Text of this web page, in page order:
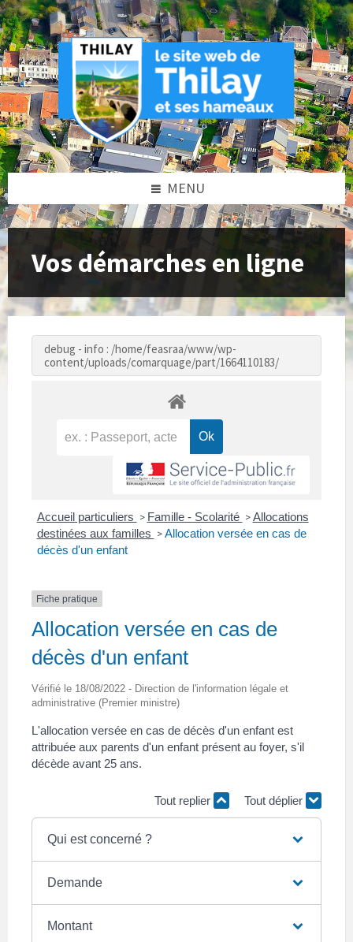
Skip
to
content
Skip
to
left
sidebar
Skip
to
footer
MENU
Vos démarches en ligne
debug - info : /home/feasraa/www/wp-
content/uploads/comarquage/part/1664110183/
Accueil particuliers > Famille - Scolarité > Allocations
destinées aux familles > Allocation versée en cas de
décès d'un enfant
Fiche pratique
Allocation versée en cas de
décès d'un enfant
Vérifié le 18/08/2022 - Direction de l'information légale et
administrative (Premier ministre)
L'allocation versée en cas de décès d'un enfant est
attribuée aux parents d'un enfant présent au foyer, s'il
décède avant 25 ans.
Tout replier Tout déplier
Qui est concerné ?
Demande
Montant